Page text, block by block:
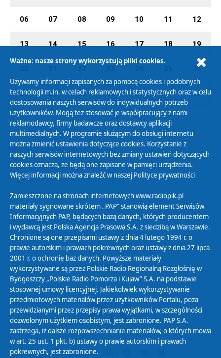
06 07 08 09 10 11 12
13 14 15 16 17 18 19
26
27 28 29 30 31 01 02
Polityka Prywatności
Zasady korzystania z Serwisu
Organizacje Pożytku Publicznego
Cyfryzacja DAB+
Polityka ochrony danych osobowych
Abonament
Zamówienia publiczne
Biuletyn Informacji Publicznej
Ważne: nasze strony wykorzystują pliki cookies.
Używamy informacji zapisanych za pomocą cookies i podobnych
technologii m.in. w celach reklamowych i statystycznych oraz w celu
dostosowania naszych serwisów do indywidualnych potrzeb
użytkowników. Mogą też stosować je współpracujący z nami
reklamodawcy, firmy badawcze oraz dostawcy aplikacji
multimedialnych. W programie służącym do obsługi internetu
można zmienić ustawienia dotyczące cookies. Korzystanie z
naszych serwisów internetowych bez zmiany ustawień dotyczących
cookies oznacza, że będą one zapisane w pamięci urządzenia.
Więcej informacji można znaleźć w naszej Polityce prywatności
Zamieszczone na stronach internetowych www.radiopik.pl
materiały sygnowane skrótem „PAP” stanowią element Serwisów
Informacyjnych PAP, będących bazą danych, których producentem
i wydawcą jest Polska Agencja Prasowa S.A. z siedzibą w Warszawie.
Chronione są one przepisami ustawy z dnia 4 lutego 1994 r. o
prawie autorskim i prawach pokrewnych oraz ustawy z dnia 27 lipca
2001 r. o ochronie baz danych. Powyższe materiały
wykorzystywane są przez Polskie Radio Regionalną Rozgłośnię w
Bydgoszczy „Polskie Radio Pomorza i Kujaw” S.A. na podstawie
stosownej umowy licencyjnej. Jakiekolwiek wykorzystywanie
przedmiotowych materiałów przez użytkowników Portalu, poza
przewidzianymi przez przepisy prawa wyjątkami, w szczególności
dozwolonym użytkiem osobistym, jest zabronione. PAP S.A.
zastrzega, iż dalsze rozpowszechnianie materiałów, o których mowa
w art. 25 ust. 1 pkt. b) ustawy o prawie autorskim i prawach
pokrewnych, jest zabronione.